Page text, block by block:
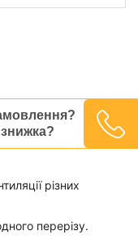
різних
перерізу.